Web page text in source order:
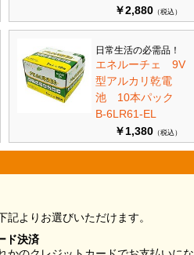
￥2,880 （税込）
日常生活の必需品！
エネルーチェ 9V
型アルカリ乾電
池 10本パック
B-6LR61-EL
￥1,380 （税込）
記よりお選びいただけます。
ド決済